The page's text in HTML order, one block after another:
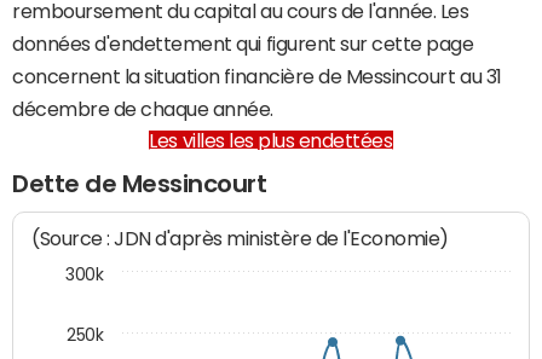
remboursement du capital au cours de l'année. Les
données d'endettement qui figurent sur cette page
concernent la situation financière de Messincourt au 31
décembre de chaque année.
Les villes les plus endettées
Dette de Messincourt
(Source : JDN d'après ministère de l'Economie)
250k
300k